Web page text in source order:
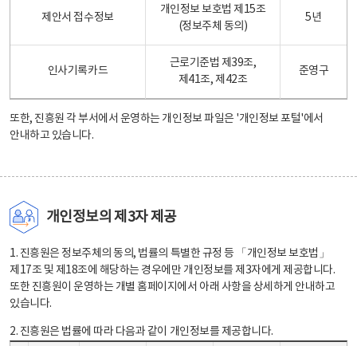
제안서 접수정보
개인정보 보호법 제15조
(정보주체 동의)
5년
인사기록카드
근로기준법 제39조,
제41조, 제42조
준영구
또한, 진흥원 각 부서에서 운영하는 개인정보 파일은 '개인정보 포털'에서
안내하고 있습니다.
개인정보의 제3자 제공
1. 진흥원은 정보주체의 동의, 법률의 특별한 규정 등 「개인정보 보호법」
제17조 및 제18조에 해당하는 경우에만 개인정보를 제3자에게 제공합니다.
또한 진흥원이 운영하는 개별 홈페이지에서 아래 사항을 상세하게 안내하고
있습니다.
2. 진흥원은 법률에 따라 다음과 같이 개인정보를 제공합니다.